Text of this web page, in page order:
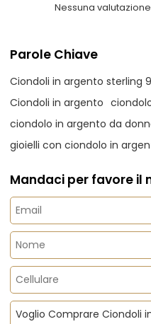
Nessuna
Parole Chiave
Ciondoli in argento sterling
Ciondoli in argento
ciondolo in argento da
gioielli con ciondolo in
Mandaci per favore il